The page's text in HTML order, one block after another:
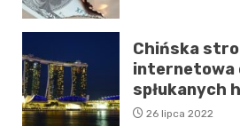
Chińska
internetowa
spłukanych
26 lipca 2022